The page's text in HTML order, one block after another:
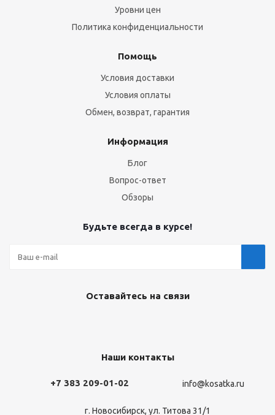
Уровни цен
Политика конфиденциальности
Помощь
Условия доставки
Условия оплаты
Обмен, возврат, гарантия
Информация
Блог
Вопрос-ответ
Обзоры
Будьте всегда в курсе!
Оставайтесь на связи
Наши контакты
+7 383 209-01-02 info@kosatka.ru
г. Новосибирск, ул. Титова 31/1